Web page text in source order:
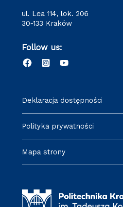
ul. Lea 114, lok. 206
30-133 Kraków
Follow us:
Deklaracja dostępności
Polityka prywatności
Mapa strony